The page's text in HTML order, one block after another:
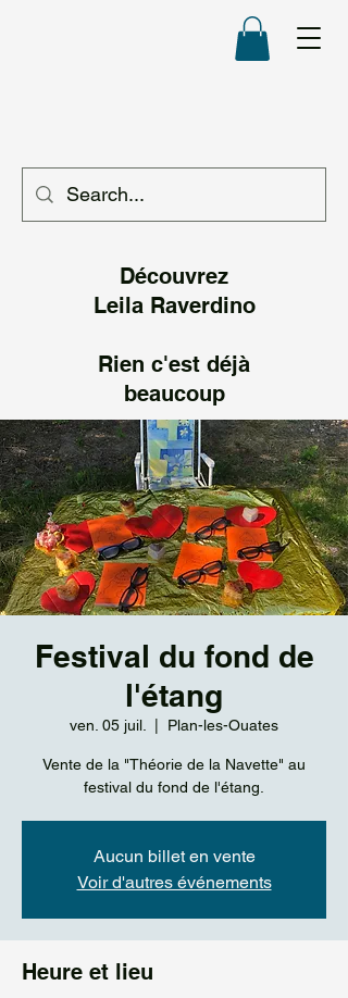
Découvrez
Leila Raverdino
Rien c'est déjà
beaucoup
Festival du fond de
l'étang
ven. 05 juil. Plan-les-Ouates
Vente de la "Théorie de la Navette" au
festival du fond de l'étang.
Aucun billet en vente
Voir d'autres événements
Heure et lieu